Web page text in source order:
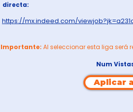
directa:
https://mx.indeed.com/
Importante: Al seleccionar esta liga será
Num
Aplicar